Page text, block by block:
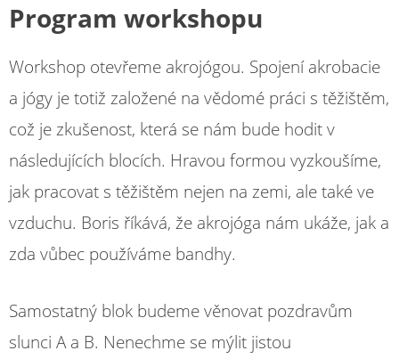
Program workshopu
Workshop otevřeme akrojógou. Spojení akrobacie
a jógy je totiž založené na vědomé práci s těžištěm,
což je zkušenost, která se nám bude hodit v
následujících blocích. Hravou formou vyzkoušíme,
jak pracovat s těžištěm nejen na zemi, ale také ve
vzduchu. Boris říkává, že akrojóga nám ukáže, jak a
zda vůbec používáme bandhy.
Samostatný blok budeme věnovat pozdravům
slunci A a B. Nenechme se mýlit jistou